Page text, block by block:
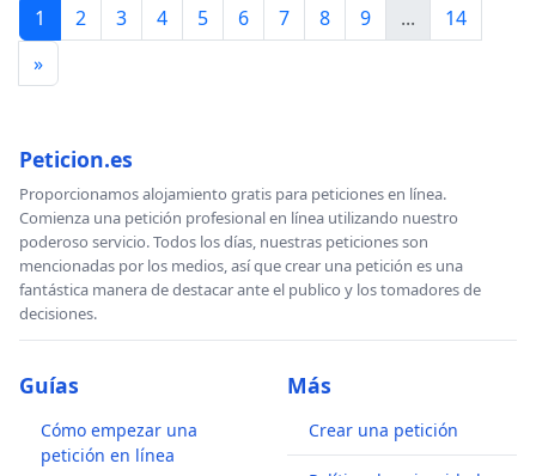
1 2 3 4 5 6 7 8 9 ...
14
»
Peticion.es
Proporcionamos alojamiento gratis para peticiones en línea.
Comienza una petición profesional en línea utilizando nuestro
poderoso servicio. Todos los días, nuestras peticiones son
mencionadas por los medios, así que crear una petición es una
fantástica manera de destacar ante el publico y los tomadores de
decisiones.
Guías
Cómo empezar una
petición en línea
Más
Crear una petición